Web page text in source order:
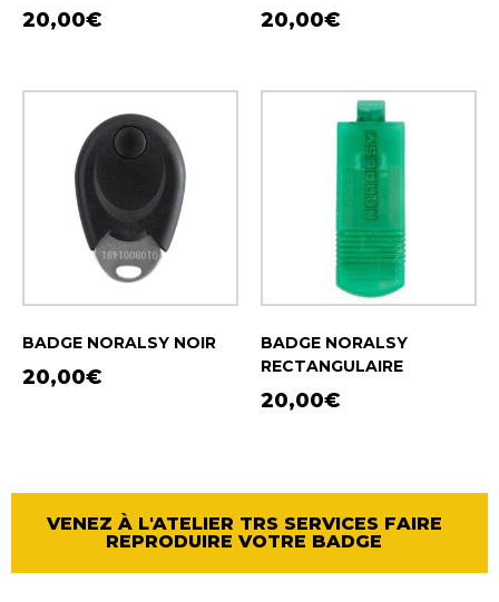
20,00€ 20,00€
BADGE NORALSY NOIR
20,00€
BADGE NORALSY
RECTANGULAIRE
20,00€
VENEZ À L'ATELIER TRS SERVICES FAIRE
REPRODUIRE VOTRE BADGE